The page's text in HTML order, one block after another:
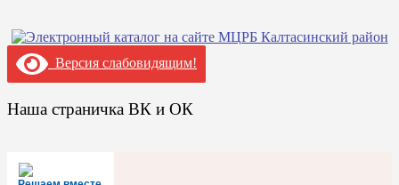
Версия слабовидящим!
Наша страничка ВК и ОК